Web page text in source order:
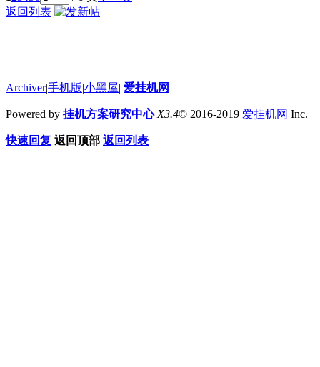
返回列表
Archiver|手机版|小黑屋| 爱挂机网
Powered by 挂机方案研究中心 X3.4© 2016-2019 爱挂机网 Inc.
快速回复 返回顶部 返回列表